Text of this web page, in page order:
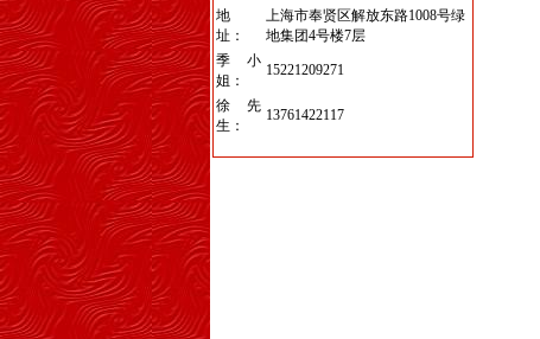
地
址：
上海市奉贤区解放东路1008号绿
地集团4号楼7层
季小
姐：
15221209271
徐先
生：
13761422117